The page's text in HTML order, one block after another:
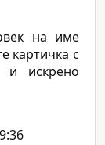
на име
картичка с
и искрено